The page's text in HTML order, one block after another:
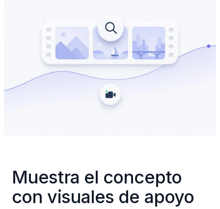
Muestra el concepto
con visuales de apoyo